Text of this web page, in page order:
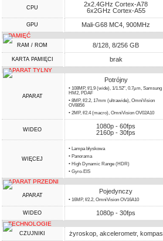
CPU
2x2.4GHz Cortex-A78
6x2GHz Cortex-A55
GPU Mali-G68 MC4, 900MHz
PAMIĘĆ
RAM / ROM 8/128, 8/256 GB
KARTA PAMIĘCI brak
APARAT TYLNY
APARAT
Potrójny
• 108MP, f/1.9 (wide), 1/1.52", 0.7µm, Samsung
HM2, PDAF
• 8MP, f/2.2, 17mm (ultrawide), OmniVision
OV8856
• 2MP, f/2.4 (macro), OmniVision OV02A10
WIDEO
1080p - 60fps
2160p - 30fps
WIĘCEJ
• Lampa błyskowa
• Panorama
• High Dynamic Range (HDR)
• Gyro-EIS
APARAT PRZEDNI
APARAT
Pojedynczy
• 16MP, f/2.2, OmniVision OV16A10
WIDEO 1080p - 30fps
TECHNOLOGIE
CZUJNIKI żyroskop, akcelerometr, kompas